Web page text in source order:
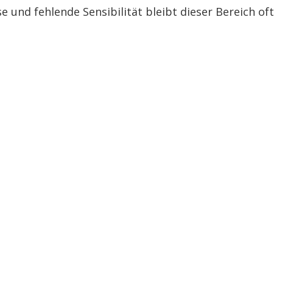
und fehlende Sensibilität bleibt dieser Bereich oft